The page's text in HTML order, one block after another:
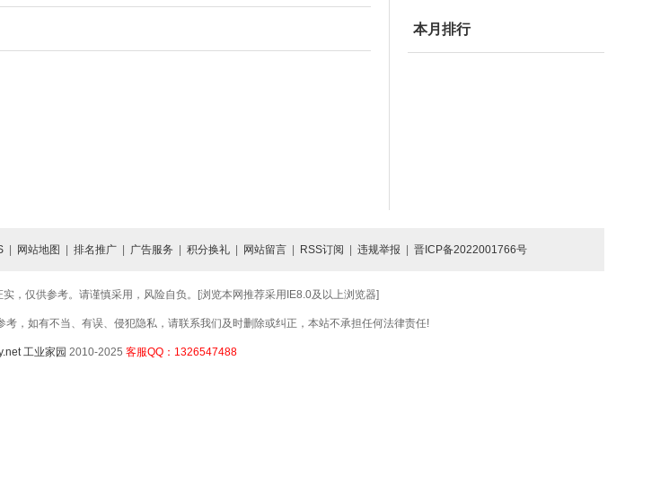
本月排行
网站地图 排名推广 广告服务 积分换礼 网站留言 RSS订阅 违规举报 晋ICP备2022001766号
，仅供参考。请谨慎采用，风险自负。[浏览本网推荐采用IE8.0及以上浏览器]
，如有不当、有误、侵犯隐私，请联系我们及时删除或纠正，本站不承担任何法律责任!
工业家园 2010-2025 客服QQ：1326547488